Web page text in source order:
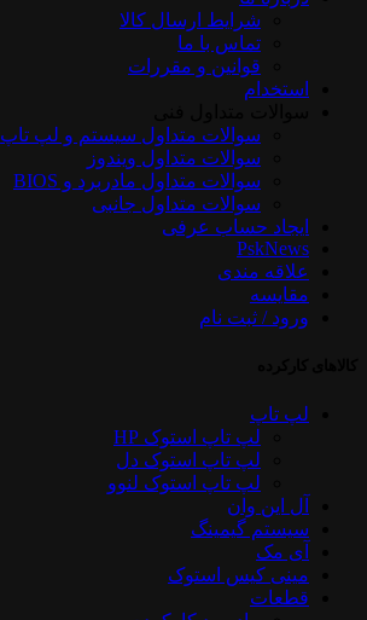
شرایط ارسال کالا
تماس با ما
قوانین و مقررات
استخدام
سوالات متداول سیستم و لپ تاپ
سوالات متداول ویندوز
سوالات متداول مادربرد و BIOS
سوالات متداول جانبی
ایجاد حساب عرفی
PskNews
علاقه مندی
مقایسه
ورود / ثبت نام
لپ تاپ
لپ تاپ استوک HP
لپ تاپ استوک دل
لپ تاپ استوک لنوو
آل این وان
سیستم گیمینگ
آی مک
مینی کیس استوک
قطعات